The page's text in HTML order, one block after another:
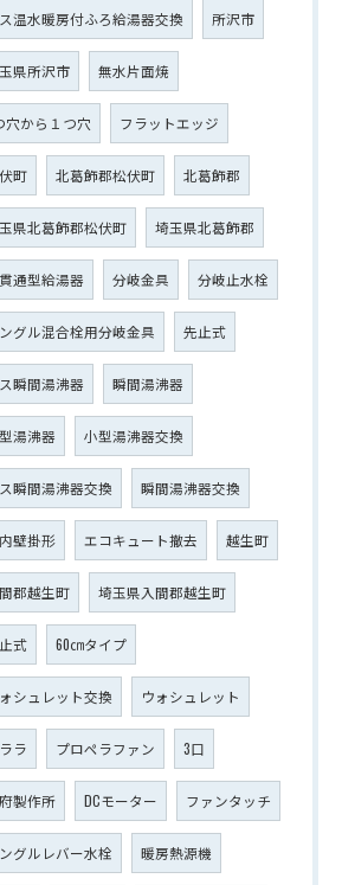
温水暖房付ふろ給湯器交換 所沢市
県所沢市 無水片面焼
穴から１つ穴 フラットエッジ
町 北葛飾郡松伏町 北葛飾郡
県北葛飾郡松伏町 埼玉県北葛飾郡
通型給湯器 分岐金具 分岐止水栓
グル混合栓用分岐金具 先止式
瞬間湯沸器 瞬間湯沸器
湯沸器 小型湯沸器交換
瞬間湯沸器交換 瞬間湯沸器交換
壁掛形 エコキュート撤去 越生町
郡越生町 埼玉県入間郡越生町
式 60㎝タイプ
シュレット交換 ウォシュレット
ラ プロペラファン 3口
製作所 DCモーター ファンタッチ
グルレバー水栓 暖房熱源機